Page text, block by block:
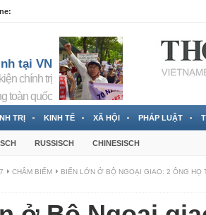
tại VN
chính trị
toàn quốc
TRỊ KINH TẾ XÃ HỘI PHÁP LUẬT
RUSSISCH CHINESISCH
CHÂM BIẾM
BIẾN LỚN Ở BỘ NGOẠI GIAO: 2 ÔNG HỌ